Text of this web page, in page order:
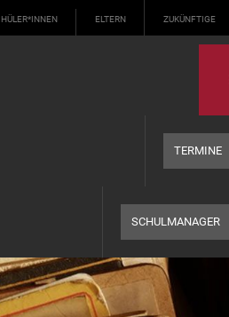
ELTERN ZUKÜNFTIGE
TERMINE
SCHULMANAGER